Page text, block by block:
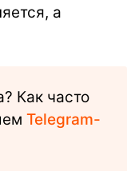
а
Как часто
Telegram-